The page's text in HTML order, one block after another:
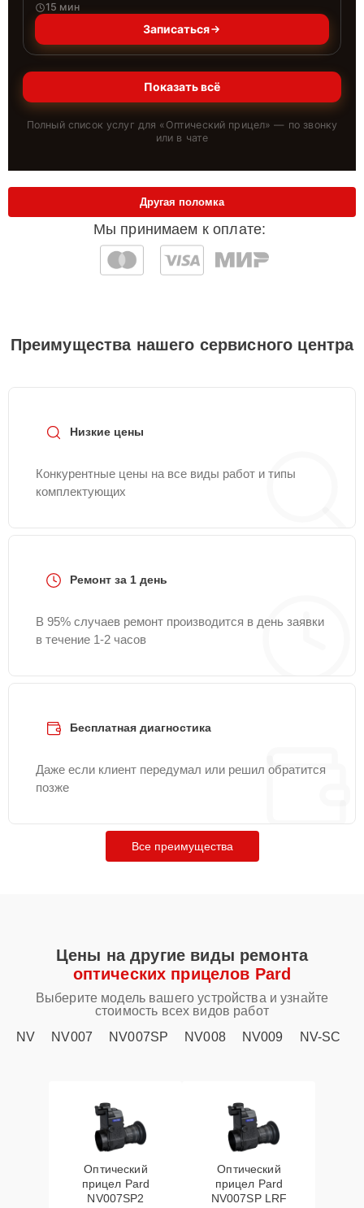
15 мин
Записаться
Показать всё
Полный список услуг для « Оптический прицел» — по звонку
или в чате
Мы принимаем к оплате:
Другая поломка
Преимущества нашего сервисного центра
Низкие цены
Конкурентные цены на все виды работ и типы
комплектующих
Ремонт за 1 день
В 95% случаев ремонт производится в день заявки
в течение 1-2 часов
Бесплатная диагностика
Даже если клиент передумал или решил обратится
позже
Все преимущества
Цены на другие виды ремонта
оптических прицелов Pard
Выберите модель вашего устройства и узнайте
стоимость всех видов работ
NV
NV007 NV007SP NV008 NV009 NV-SC
Оптический
прицел Pard
NV007SP2
Оптический
прицел Pard
NV007SP LRF